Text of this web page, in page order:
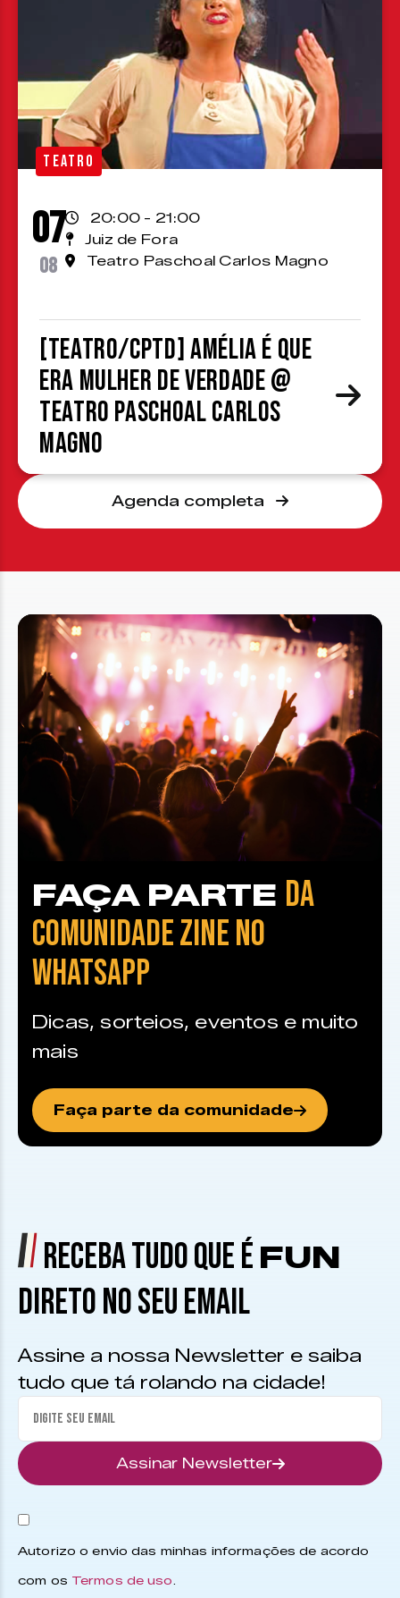
TEATRO
07
08
20:00 - 21:00
Juiz de Fora
Teatro Paschoal Carlos Magno
[TEATRO/CPTD] Amélia é que
era mulher de verdade @
Teatro Paschoal Carlos
Magno
Agenda completa
FAÇA PARTE DA
COMUNIDADE ZINE NO
WHATSAPP
Dicas, sorteios, eventos e muito
mais
Faça parte da comunidade
RECEBA TUDO QUE É FUN
DIRETO NO SEU EMAIL
Assine a nossa Newsletter e saiba
tudo que tá rolando na cidade!
Assinar Newsletter
Autorizo o envio das minhas informações de acordo
com os Termos de uso.